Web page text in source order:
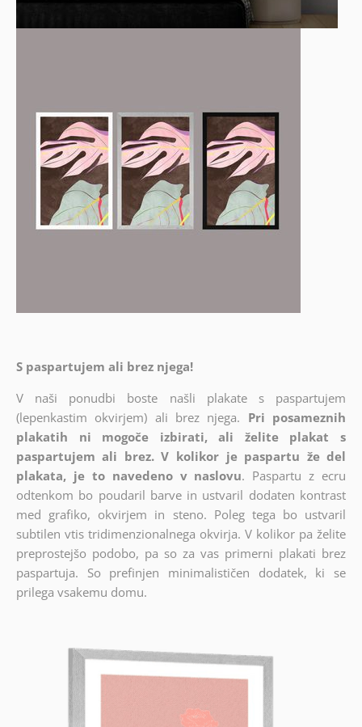
S paspartujem ali brez njega!
V naši ponudbi boste našli plakate s paspartujem
(lepenkastim okvirjem) ali brez njega. Pri posameznih
plakatih ni mogoče izbirati, ali želite plakat s
paspartujem ali brez. V kolikor je paspartu že del
plakata, je to navedeno v naslovu. Paspartu z ecru
odtenkom bo poudaril barve in ustvaril dodaten kontrast
med grafiko, okvirjem in steno. Poleg tega bo ustvaril
subtilen vtis tridimenzionalnega okvirja. V kolikor pa želite
preprostejšo podobo, pa so za vas primerni plakati brez
paspartuja. So prefinjen minimalističen dodatek, ki se
prilega vsakemu domu.